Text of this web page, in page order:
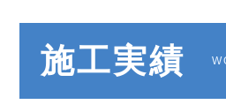
施工実績